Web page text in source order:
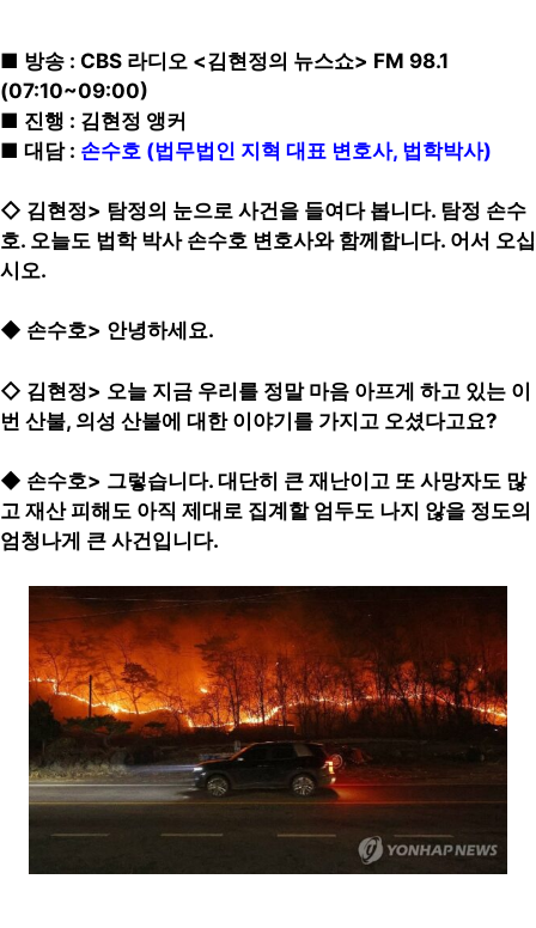
■ 방송 : CBS 라디오 <김현정의 뉴스쇼> FM 98.1
(07:10~09:00)
■ 진행 : 김현정 앵커
■ 대담 : 손수호 (법무법인 지혁 대표 변호사, 법학박사)
◇ 김현정> 탐정의 눈으로 사건을 들여다 봅니다. 탐정 손수
호. 오늘도 법학 박사 손수호 변호사와 함께합니다. 어서 오십
시오.
◆ 손수호> 안녕하세요.
◇ 김현정> 오늘 지금 우리를 정말 마음 아프게 하고 있는 이
번 산불, 의성 산불에 대한 이야기를 가지고 오셨다고요?
◆ 손수호> 그렇습니다. 대단히 큰 재난이고 또 사망자도 많
고 재산 피해도 아직 제대로 집계할 엄두도 나지 않을 정도의
엄청나게 큰 사건입니다.